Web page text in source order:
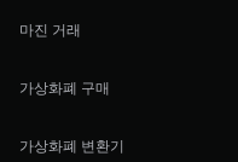
마진 거래
가상화폐 구매
가상화폐 변환기